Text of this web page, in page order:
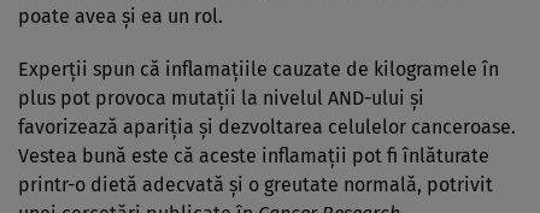
poate avea şi ea un rol.
Experţii spun că inflamaţiile cauzate de kilogramele în
plus pot provoca mutaţii la nivelul AND-ului şi
favorizează apariţia şi dezvoltarea celulelor canceroase.
Vestea bună este că aceste inflamaţii pot fi înlăturate
printr-o dietă adecvată şi o greutate normală, potrivit